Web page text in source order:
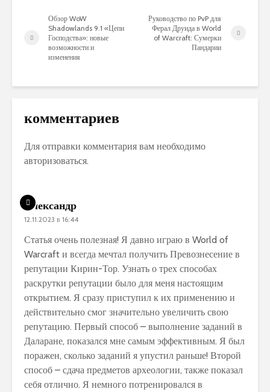
Обзор WoW
Shadowlands 9.1 «Цепи
Господства»: новые
возможности и
изменения
Руководство по PvP для
Ферал Друида в World
of Warcraft: Сумерки
Пандарии
комментариев
Для отправки комментария вам необходимо
авторизоваться.
Александр
12.11.2023 в 16:44
Статья очень полезная! Я давно играю в World of
Warcraft и всегда мечтал получить Превознесение в
репутации Кирин-Тор. Узнать о трех способах
раскрутки репутации было для меня настоящим
открытием. Я сразу приступил к их применению и
действительно смог значительно увеличить свою
репутацию. Первый способ – выполнение заданий в
Даларане, показался мне самым эффективным. Я был
поражен, сколько заданий я упустил раньше! Второй
способ – сдача предметов археологии, также показал
себя отлично. Я немного потренировался в